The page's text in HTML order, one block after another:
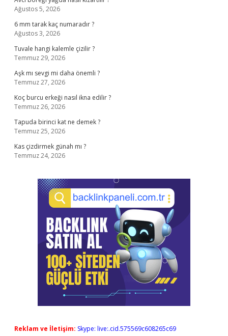
Ağustos 5, 2026
6 mm tarak kaç numaradır ?
Ağustos 3, 2026
Tuvale hangi kalemle çizilir ?
Temmuz 29, 2026
Aşk mı sevgi mi daha önemli ?
Temmuz 27, 2026
Koç burcu erkeği nasıl ikna edilir ?
Temmuz 26, 2026
Tapuda birinci kat ne demek ?
Temmuz 25, 2026
Kas çizdirmek günah mı ?
Temmuz 24, 2026
Reklam ve İletişim: Skype: live:.cid.575569c608265c69